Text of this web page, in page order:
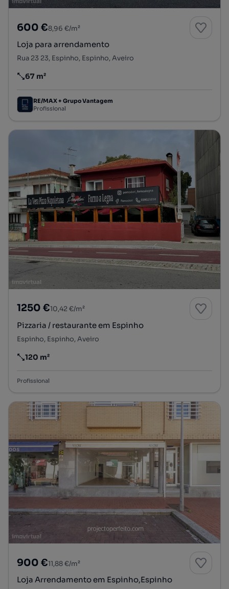
600 €8,96 €/m²
Loja para arrendamento
Rua 23 23, Espinho, Espinho, Aveiro
Preço por metro quadrado
67 m²
RE/MAX + Grupo Vantagem
Profissional
1250 €10,42 €/m²
Pizzaria / restaurante em Espinho
Espinho, Espinho, Aveiro
Preço por metro quadrado
120 m²
Profissional
900 €11,88 €/m²
Loja Arrendamento em Espinho,Espinho